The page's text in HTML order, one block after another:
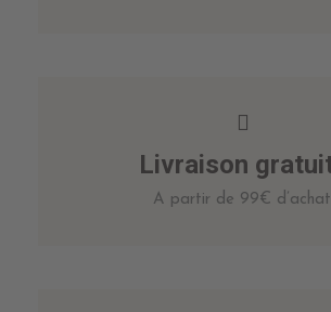
Livraison
A partir de 99€